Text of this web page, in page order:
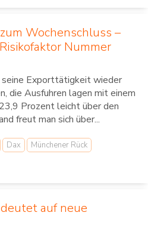
Wochenschluss –
Nummer
seine Exporttätigkeit wieder
die Ausfuhren lagen mit einem
Prozent leicht über den
freut man sich über...
Dax
Münchener Rück
auf neue